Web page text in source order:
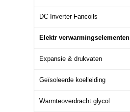
DC Inverter Fancoils
Elektr verwarmingselementen
Expansie & drukvaten
Geïsoleerde koelleiding
Warmteoverdracht glycol